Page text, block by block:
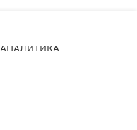
АНАЛИТИКА